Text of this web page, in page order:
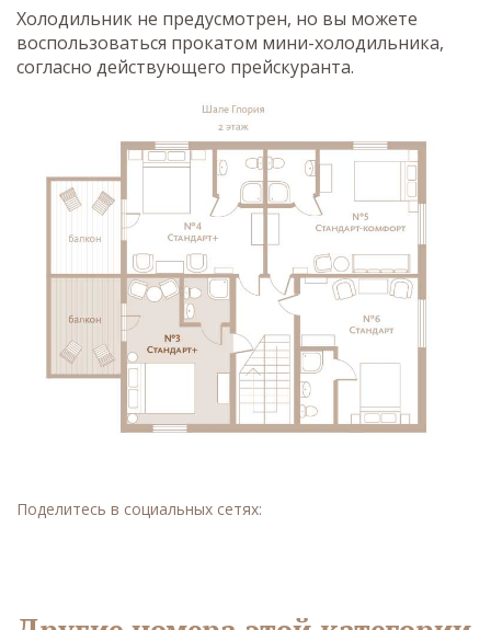
Холодильник не предусмотрен, но вы можете
воспользоваться прокатом мини-холодильника,
согласно действующего прейскуранта.
Поделитесь в социальных сетях: